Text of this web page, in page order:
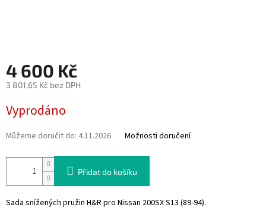
4 600 Kč
3 801,65 Kč bez DPH
cena:
Vyprodáno
Můžeme doručit do: 4.11.2026 Možnosti doručení
Přidat do košíku
Sada snížených pružin H&R pro Nissan 200SX S13 (89-94).